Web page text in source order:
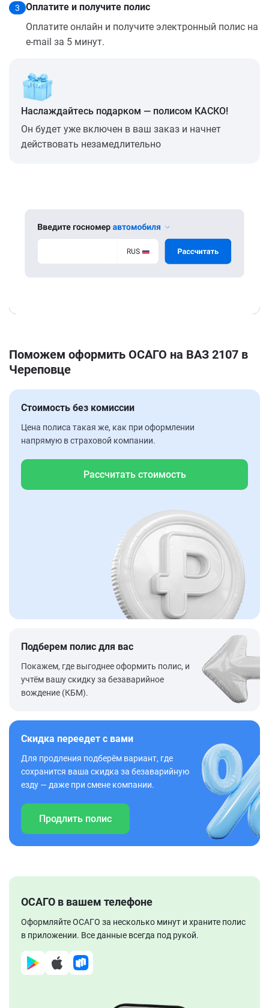
3
Оплатите и получите полис
Оплатите онлайн и получите электронный полис на
e-mail за 5 минут.
Наслаждайтесь подарком — полисом КАСКО!
Он будет уже включен в ваш заказ и начнет
действовать незамедлительно
Поможем оформить ОСАГО на ВАЗ 2107 в
Череповце
Стоимость без комиссии
Цена полиса такая же, как при оформлении
напрямую в страховой компании.
Рассчитать стоимость
Подберем полис для вас
Покажем, где выгоднее оформить полис, и
учтём вашу скидку за безаварийное
вождение (КБМ).
Скидка переедет с вами
Для продления подберём вариант, где
сохранится ваша скидка за безаварийную
езду — даже при смене компании.
Продлить полис
ОСАГО в вашем телефоне
Оформляйте ОСАГО за несколько минут и храните полис
в приложении. Все данные всегда под рукой.